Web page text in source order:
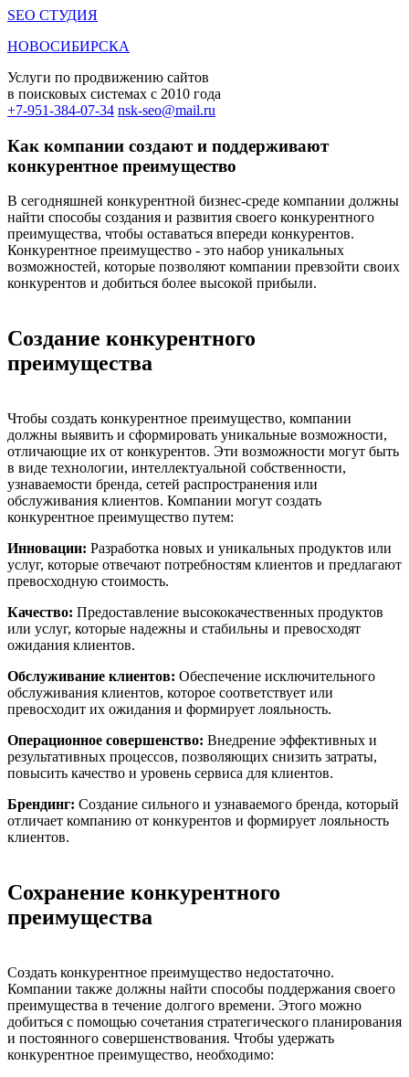
SEO СТУДИЯ
НОВОСИБИРСКА
Услуги по продвижению сайтов
в поисковых системах c 2010 года
+7-951-384-07-34 nsk-seo@mail.ru
Как компании создают и поддерживают
конкурентное преимущество
В сегодняшней конкурентной бизнес-среде компании должны
найти способы создания и развития своего конкурентного
преимущества, чтобы оставаться впереди конкурентов.
Конкурентное преимущество - это набор уникальных
возможностей, которые позволяют компании превзойти своих
конкурентов и добиться более высокой прибыли.
Создание конкурентного
преимущества
Чтобы создать конкурентное преимущество, компании
должны выявить и сформировать уникальные возможности,
отличающие их от конкурентов. Эти возможности могут быть
в виде технологии, интеллектуальной собственности,
узнаваемости бренда, сетей распространения или
обслуживания клиентов. Компании могут создать
конкурентное преимущество путем:
Инновации: Разработка новых и уникальных продуктов или
услуг, которые отвечают потребностям клиентов и предлагают
превосходную стоимость.
Качество: Предоставление высококачественных продуктов
или услуг, которые надежны и стабильны и превосходят
ожидания клиентов.
Обслуживание клиентов: Обеспечение исключительного
обслуживания клиентов, которое соответствует или
превосходит их ожидания и формирует лояльность.
Операционное совершенство: Внедрение эффективных и
результативных процессов, позволяющих снизить затраты,
повысить качество и уровень сервиса для клиентов.
Брендинг: Создание сильного и узнаваемого бренда, который
отличает компанию от конкурентов и формирует лояльность
клиентов.
Сохранение конкурентного
преимущества
Создать конкурентное преимущество недостаточно.
Компании также должны найти способы поддержания своего
преимущества в течение долгого времени. Этого можно
добиться с помощью сочетания стратегического планирования
и постоянного совершенствования. Чтобы удержать
конкурентное преимущество, необходимо: